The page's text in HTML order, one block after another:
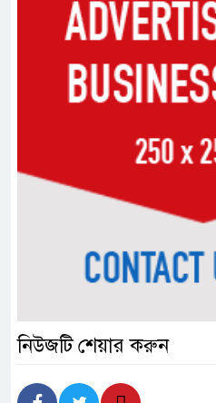
নিউজটি শেয়ার করুন